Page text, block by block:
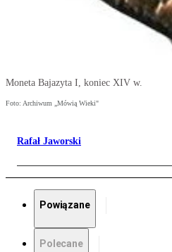
Moneta Bajazyta I, koniec XIV w.
Foto: Archiwum „Mówią Wieki"
Rafał Jaworski
Powiązane
Polecane